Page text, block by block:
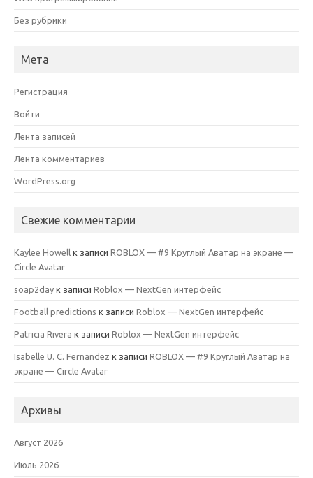
Без рубрики
Мета
Регистрация
Войти
Лента записей
Лента комментариев
WordPress.org
Свежие комментарии
Kaylee Howell к записи ROBLOX — #9 Круглый Аватар на экране —
Circle Avatar
soap2day к записи Roblox — NextGen интерфейс
Football predictions к записи Roblox — NextGen интерфейс
Patricia Rivera к записи Roblox — NextGen интерфейс
Isabelle U. C. Fernandez к записи ROBLOX — #9 Круглый Аватар на
экране — Circle Avatar
Архивы
Август 2026
Июль 2026